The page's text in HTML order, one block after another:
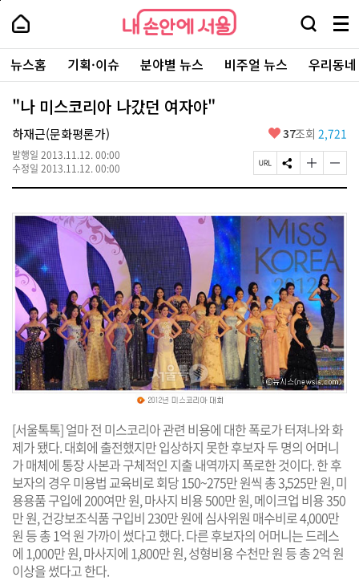
본
로
가
내
손
안
에
서
울
-
서
울
시
대
표
소
포
털
내
손
에
울
검
창
열
기
메
뉴
전
체
보
주
요
서
뉴스홈 기획·이슈 분야별 뉴스 비주얼 뉴스 우리동
"나 미스코리아 나갔던 여자야"
하재근(문화평론가)
발행일 2013.11.12. 00:00
수정일 2013.11.12. 00:00
좋
요
37조회 2,721
페
이
U
R
L
복
사
S
N
공
유
하
기
글
자
기
크
게
변
경
하
기
글
자
기
작
변
경
하
기
[서울톡톡] 얼마 전 미스코리아 관련 비용에 대한 폭로가 터져나와 화
제가 됐다. 대회에 출전했지만 입상하지 못한 후보자 두 명의 어머니
가 매체에 통장 사본과 구체적인 지출 내역까지 폭로한 것이다. 한 후
보자의 경우 미용법 교육비로 회당 150~275만 원씩 총 3,525만 원, 미
용용품 구입에 200여만 원, 마사지 비용 500만 원, 메이크업 비용 350
만 원, 건강보조식품 구입비 230만 원에 심사위원 매수비로 4,000만
원 등 총 1억 원 가까이 썼다고 했다. 다른 후보자의 어머니는 드레스
에 1,000만 원, 마사지에 1,800만 원, 성형비용 수천만 원 등 총 2억 원
이상을 썼다고 한다.
페
상
단
로